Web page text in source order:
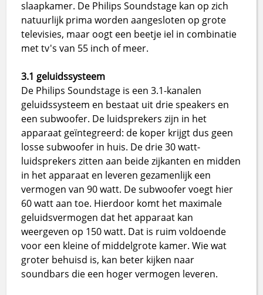
slaapkamer. De Philips Soundstage kan op zich
natuurlijk prima worden aangesloten op grote
televisies, maar oogt een beetje iel in combinatie
met tv's van 55 inch of meer.
3.1 geluidssysteem
De Philips Soundstage is een 3.1-kanalen
geluidssysteem en bestaat uit drie speakers en
een subwoofer. De luidsprekers zijn in het
apparaat geïntegreerd: de koper krijgt dus geen
losse subwoofer in huis. De drie 30 watt-
luidsprekers zitten aan beide zijkanten en midden
in het apparaat en leveren gezamenlijk een
vermogen van 90 watt. De subwoofer voegt hier
60 watt aan toe. Hierdoor komt het maximale
geluidsvermogen dat het apparaat kan
weergeven op 150 watt. Dat is ruim voldoende
voor een kleine of middelgrote kamer. Wie wat
groter behuisd is, kan beter kijken naar
soundbars die een hoger vermogen leveren.